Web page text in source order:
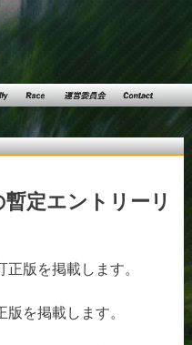
Race運営委員Contact
定エントリーリ
版を掲載します。
を掲載します。